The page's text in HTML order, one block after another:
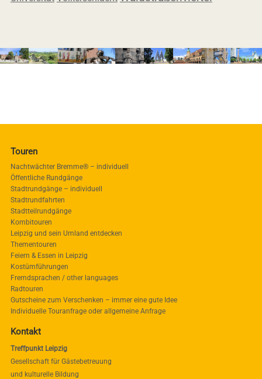
Touren
Nachtwächter Bremme® – individuell
Öffentliche Rundgänge
Stadtrundgänge – individuell
Stadtrundfahrten
Stadtteilrundgänge
Kombitouren
Leipzig und sein Umland entdecken
Thementouren
Feiern & Essen in Leipzig
Kostümführungen
Fremdsprachen / other languages
Radtouren
Gutscheine zum Verschenken – immer eine gute Idee
Individuelle Touranfrage oder allgemeine Anfrage
Kontakt
Treffpunkt Leipzig
Gesellschaft für Gästebetreuung
und kulturelle Bildung